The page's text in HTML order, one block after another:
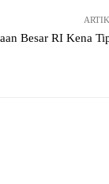
Besar RI Kena